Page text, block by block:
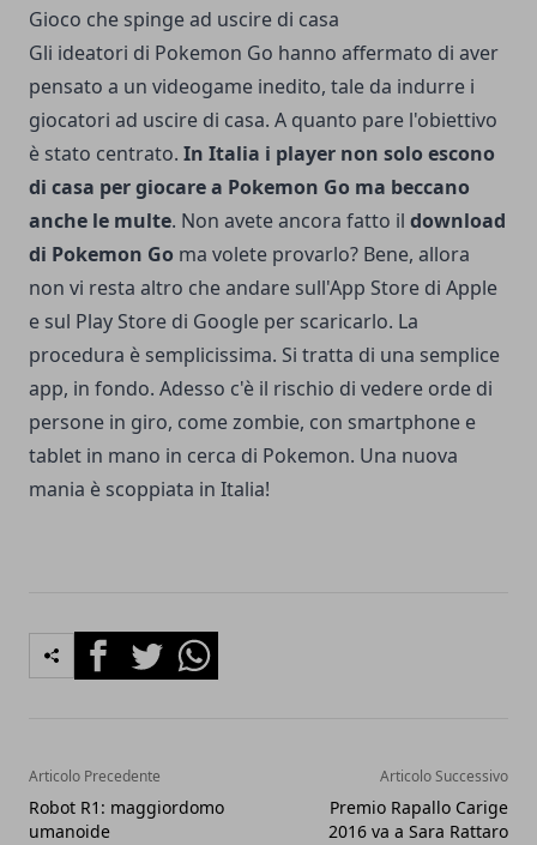
Gioco che spinge ad uscire di casa
Gli ideatori di Pokemon Go hanno affermato di aver
pensato a un videogame inedito, tale da indurre i
giocatori ad uscire di casa. A quanto pare l'obiettivo
è stato centrato. In Italia i player non solo escono
di casa per giocare a Pokemon Go ma beccano
anche le multe. Non avete ancora fatto il download
di Pokemon Go ma volete provarlo? Bene, allora
non vi resta altro che andare sull'App Store di Apple
e sul Play Store di Google per scaricarlo. La
procedura è semplicissima. Si tratta di una semplice
app, in fondo. Adesso c'è il rischio di vedere orde di
persone in giro, come zombie, con smartphone e
tablet in mano in cerca di Pokemon. Una nuova
mania è scoppiata in Italia!
FacebookTwitterWhatsapp
Articolo Precedente
Robot R1: maggiordomo
umanoide
Articolo Successivo
Premio Rapallo Carige
2016 va a Sara Rattaro